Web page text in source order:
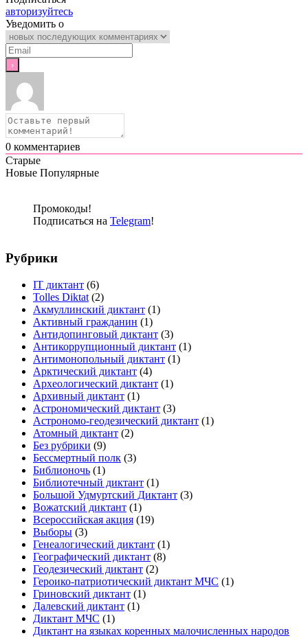
авторизуйтесь
Уведомить о
0 комментариев
Старые
Новые Популярные
Промокоды!
Подписаться на Telegram!
Рубрики
IT диктант (6)
Tolles Diktat (2)
Акмуллинский диктант (1)
Активный гражданин (1)
Антидопинговый диктант (3)
Антикоррупционный диктант (1)
Антимонопольный диктант (1)
Арктический диктант (4)
Археологический диктант (1)
Архивный диктант (1)
Астрономический диктант (3)
Астрономо-геодезический диктант (1)
Атомный диктант (2)
Без рубрики (9)
Бессмертный полк (3)
Библионочь (1)
Библиотечный диктант (1)
Большой Удмуртский Диктант (3)
Вожатский диктант (1)
Всероссийская акция (19)
Выборы (3)
Генеалогический диктант (1)
Географический диктант (8)
Геодезический диктант (2)
Героико-патриотический диктант МЧС (1)
Гриновский диктант (1)
Далевский диктант (1)
Диктант МЧС (1)
Диктант на языках коренных малочисленных народов